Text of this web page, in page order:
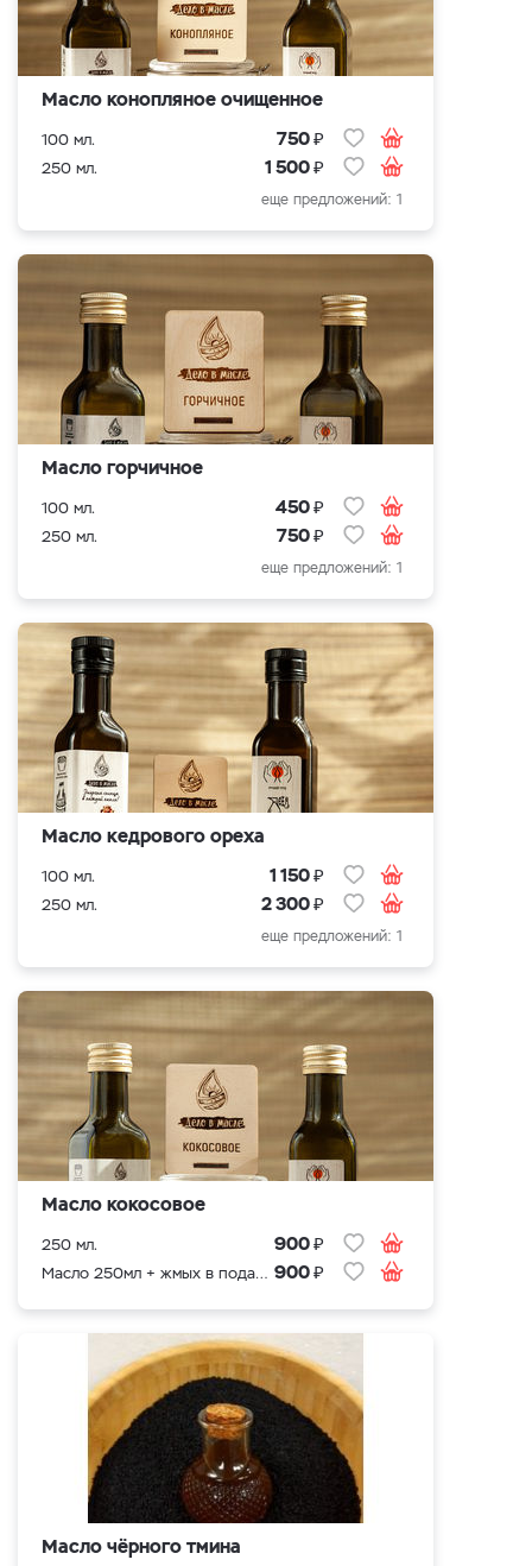
Масло конопляное очищенное
100 мл. 750₽
250 мл. 1 500₽
еще предложений: 1
Масло горчичное
100 мл. 450₽
250 мл. 750₽
еще предложений: 1
Масло кедрового ореха
100 мл. 1 150₽
250 мл. 2 300₽
еще предложений: 1
Масло кокосовое
250 мл. 900₽
Масло 250мл + жмых в подарок 900₽
Масло чёрного тмина